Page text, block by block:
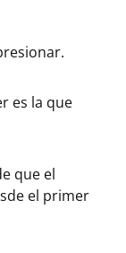
es la que
que el
el primer